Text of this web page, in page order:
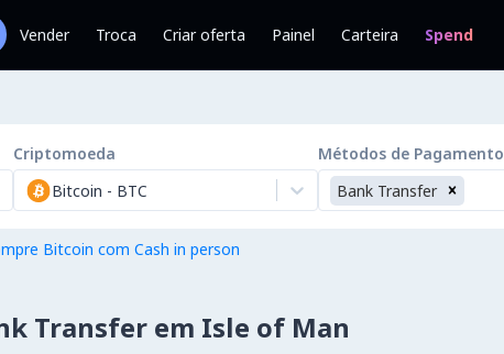
Vender Troca Criar oferta Painel Carteira Spend
Criptomoeda
Bitcoin - BTC
Métodos de Pagamento
Bank Transfer
Bitcoin com Cash in person
Transfer em Isle of Man